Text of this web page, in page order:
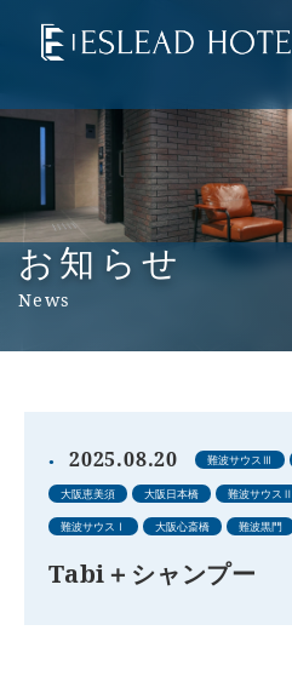
お知らせ
News
2025.08.20 難波サウスⅢ
大阪恵美須 大阪日本橋 難波サウスⅡ
難波サウスⅠ 大阪心斎橋 難波黒門
Tabi＋シャンプー